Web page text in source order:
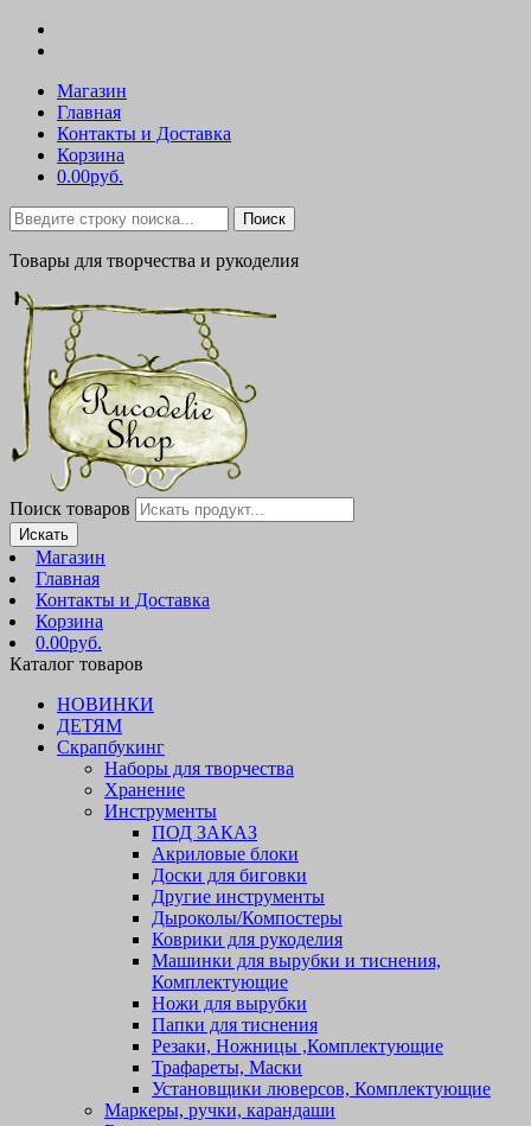
Магазин
Главная
Контакты и Доставка
Корзина
0.00руб.
Поиск
Товары для творчества и рукоделия
Поиск товаров
Искать
Магазин
Главная
Контакты и Доставка
Корзина
0.00руб.
Каталог товаров
НОВИНКИ
ДЕТЯМ
Скрапбукинг
Наборы для творчества
Хранение
Инструменты
ПОД ЗАКАЗ
Акриловые блоки
Доски для биговки
Другие инструменты
Дыроколы/Компостеры
Коврики для рукоделия
Машинки для вырубки и тиснения,
Комплектующие
Ножи для вырубки
Папки для тиснения
Резаки, Ножницы ,Комплектующие
Трафареты, Маски
Установщики люверсов, Комплектующие
Маркеры, ручки, карандаши